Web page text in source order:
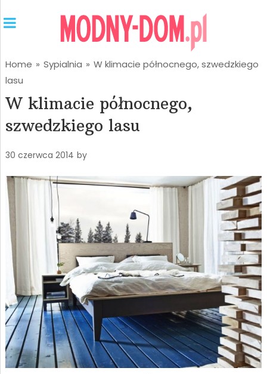
Home » Sypialnia » W klimacie północnego, szwedzkiego
lasu
W klimacie północnego,
szwedzkiego lasu
30 czerwca 2014 by